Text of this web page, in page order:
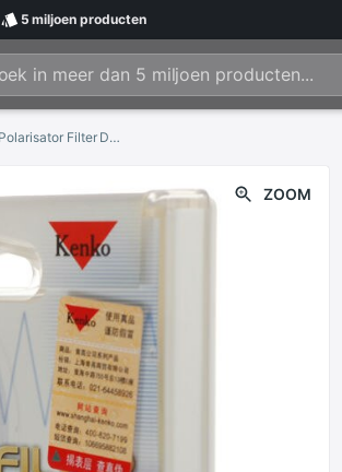
5 miljoen producten
KENKO Digitale Filters 55mm CPL CIR-PL Slim Ring Polarisator Filter Digitale Lens Voor SONY 18-55
ZOOM